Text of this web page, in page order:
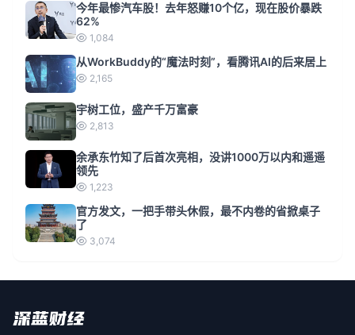
今年最惨汽车股！去年怒赚10个亿，现在股价暴跌
62%
1,084
从WorkBuddy的“魔法时刻”，看腾讯AI的后来居上
2,165
宇树工位，盛产千万富豪
2,813
余承东竹知了后首次亮相，没讲1000万以内和遥遥
领先
1,223
官方发文，一把手带头休假，最不内卷的省掀桌子
了
3,074